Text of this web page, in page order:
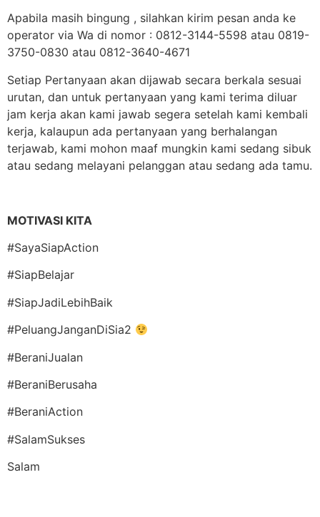
Apabila masih bingung , silahkan kirim pesan anda ke
operator via Wa di nomor : 0812-3144-5598 atau 0819-
3750-0830 atau 0812-3640-4671
Setiap Pertanyaan akan dijawab secara berkala sesuai
urutan, dan untuk pertanyaan yang kami terima diluar
jam kerja akan kami jawab segera setelah kami kembali
kerja, kalaupun ada pertanyaan yang berhalangan
terjawab, kami mohon maaf mungkin kami sedang sibuk
atau sedang melayani pelanggan atau sedang ada tamu.
MOTIVASI KITA
#SayaSiapAction
#SiapBelajar
#SiapJadiLebihBaik
#PeluangJanganDiSia2
#BeraniJualan
#BeraniBerusaha
#BeraniAction
#SalamSukses
Salam